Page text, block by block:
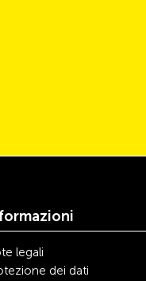
legali
dei dati